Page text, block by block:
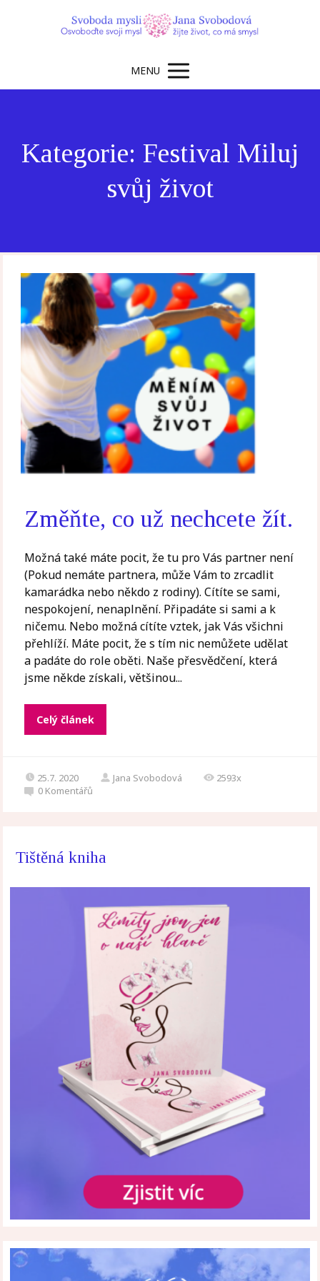
MENU
Kategorie: Festival Miluj
svůj život
Změňte, co už nechcete žít.
Možná také máte pocit, že tu pro Vás partner není
(Pokud nemáte partnera, může Vám to zrcadlit
kamarádka nebo někdo z rodiny). Cítíte se sami,
nespokojení, nenaplnění. Připadáte si sami a k
ničemu. Nebo možná cítíte vztek, jak Vás všichni
přehlíží. Máte pocit, že s tím nic nemůžete udělat
a padáte do role oběti. Naše přesvědčení, která
jsme někde získali, většinou...
Celý článek
25.7. 2020 Jana Svobodová
2593x
0 Komentářů
Tištěná kniha